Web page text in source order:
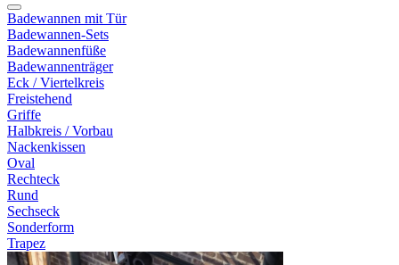
Badewannen mit Tür
Badewannen-Sets
Badewannenfüße
Badewannenträger
Eck / Viertelkreis
Freistehend
Griffe
Halbkreis / Vorbau
Nackenkissen
Oval
Rechteck
Rund
Sechseck
Sonderform
Trapez